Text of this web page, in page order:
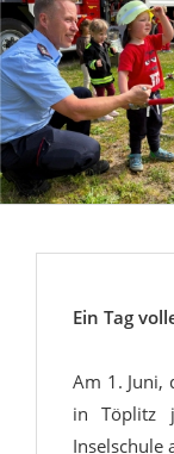
Ein Tag
Am 1. Juni,
in Töplitz
Inselschule